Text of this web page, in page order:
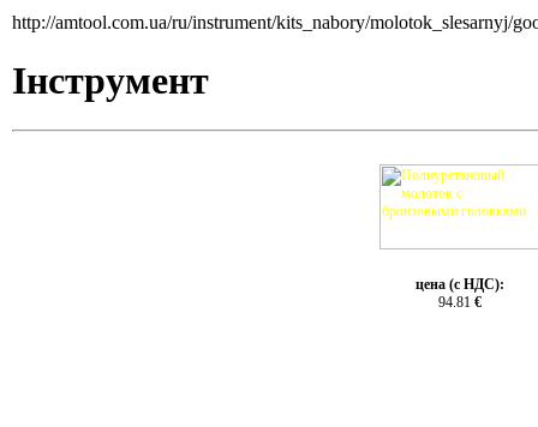
http://amtool.com.ua/ru/instrument/kits_nabory/molotok_slesarnyj/
Інструмент
цена (с НДС):
94.81 €